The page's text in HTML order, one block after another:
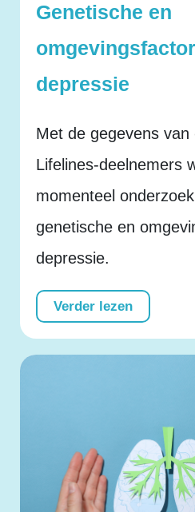
Genetische en
depressie
Met de gegevens
Lifelines-deelnemers
momenteel
genetische en
depressie.
Verder lezen